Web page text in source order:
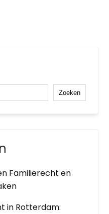
Zoeken
Familierecht en
in Rotterdam: